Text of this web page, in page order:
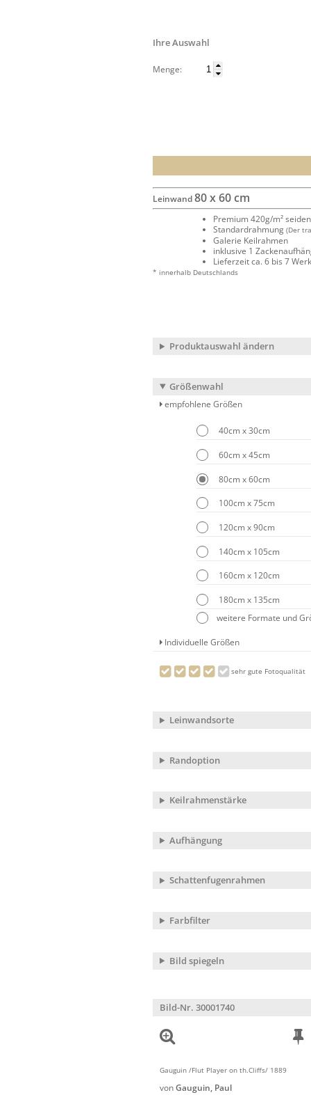
Ihre Auswahl
Menge:
Leinwand80 x 60 cm
Premium 420g/m²
Standardrahmung (Der
Galerie Keilrahmen
inklusive 1
Lieferzeit ca. 6 bis 7
* innerhalb Deutschlands
Produktauswahl ändern
Größenwahl
empfohlene Größen
40cm x 30cm
60cm x 45cm
80cm x 60cm
100cm x 75cm
120cm x 90cm
140cm x 105cm
160cm x 120cm
180cm x 135cm
weitere Formate und
Individuelle Größen
sehr gute Fotoqualität
Leinwandsorte
Randoption
Keilrahmenstärke
Aufhängung
Schattenfugenrahmen
Farbfilter
Bild spiegeln
Bild-Nr. 30001740
Gauguin /Flut Player on th.Cliffs/ 1889
vonGauguin, Paul